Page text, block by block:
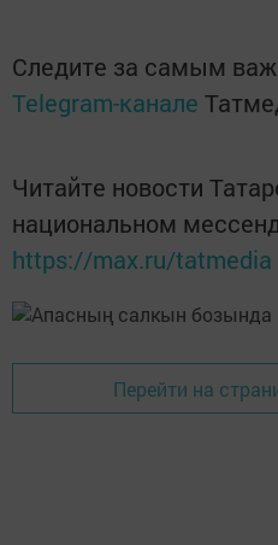
Следите за самым
Telegram-канале
Читайте новости
национальном
https://max.ru/tatmedia
Перейти на